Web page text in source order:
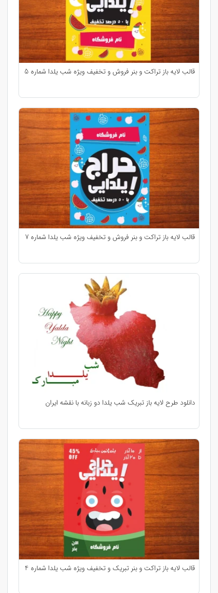
قالب لایه باز تراکت و بنر فروش و تخفیف ویژه شب یلدا شماره 5
قالب لایه باز تراکت و بنر فروش و تخفیف ویژه شب یلدا شماره 7
دانلود طرح لایه باز تبریک شب یلدا دو زبانه با نقشه ایران
قالب لایه باز تراکت و بنر تبریک و تخفیف ویژه شب یلدا شماره 4